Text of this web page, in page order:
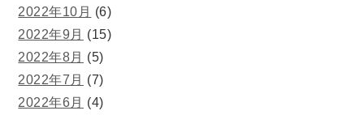
2022年10月 (6)
2022年9月 (15)
2022年8月 (5)
2022年7月 (7)
2022年6月 (4)